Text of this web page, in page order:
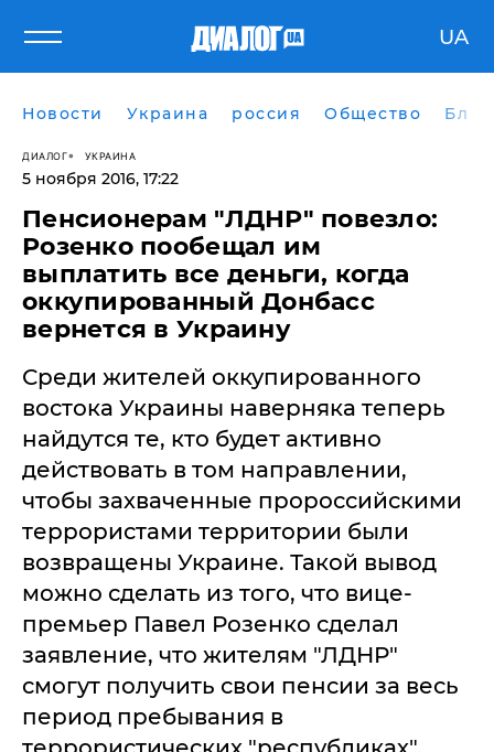
UA
Новости Украина россия Общество
ДИАЛОГ УКРАИНА
5 ноября 2016, 17:22
Пенсионерам "ЛДНР" повезло:
Розенко пообещал им
выплатить все деньги, когда
оккупированный Донбасс
вернется в Украину
Среди жителей оккупированного
востока Украины наверняка теперь
найдутся те, кто будет активно
действовать в том направлении,
чтобы захваченные пророссийскими
террористами территории были
возвращены Украине. Такой вывод
можно сделать из того, что вице-
премьер Павел Розенко сделал
заявление, что жителям "ЛДНР"
смогут получить свои пенсии за весь
период пребывания в